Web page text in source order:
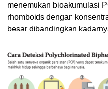
menemukan bioakumulasi
rhomboids dengan
besar dibandingkan